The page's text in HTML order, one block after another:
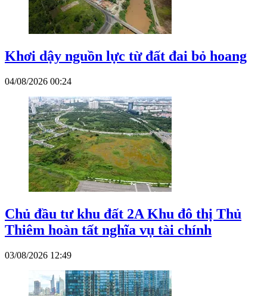
Khơi dậy nguồn lực từ đất đai bỏ hoang
04/08/2026 00:24
Chủ đầu tư khu đất 2A Khu đô thị Thủ
Thiêm hoàn tất nghĩa vụ tài chính
03/08/2026 12:49